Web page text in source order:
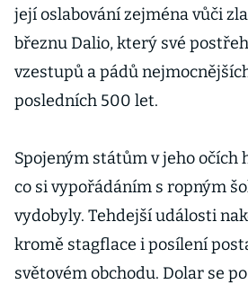
její oslabování zejména vůči
březnu Dalio, který své
vzestupů a pádů
posledních 500 let.
Spojeným státům v jeho očích
co si vypořádáním s ropným
vydobyly. Tehdejší události
kromě stagflace i posílení
světovém obchodu. Dolar se